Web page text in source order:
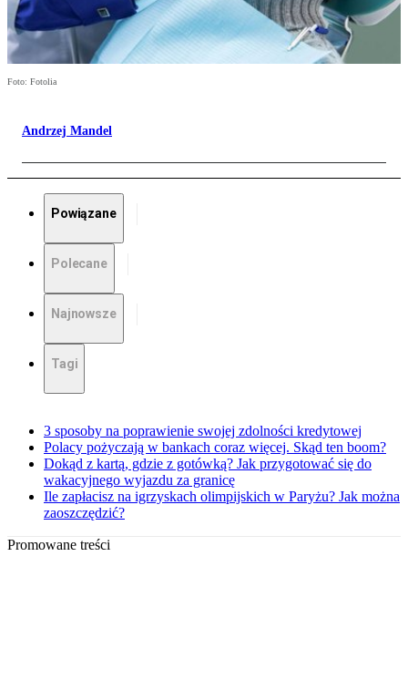
Foto: Fotolia
Andrzej Mandel
Powiązane
Polecane
Najnowsze
Tagi
3 sposoby na poprawienie swojej zdolności kredytowej
Polacy pożyczają w bankach coraz więcej. Skąd ten boom?
Dokąd z kartą, gdzie z gotówką? Jak przygotować się do
wakacyjnego wyjazdu za granicę
Ile zapłacisz na igrzyskach olimpijskich w Paryżu? Jak można
zaoszczędzić?
Promowane treści